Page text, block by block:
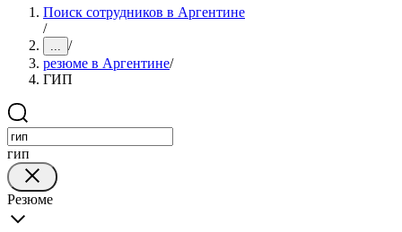
Поиск сотрудников в Аргентине
/
... /
резюме в Аргентине/
ГИП
гип
Резюме